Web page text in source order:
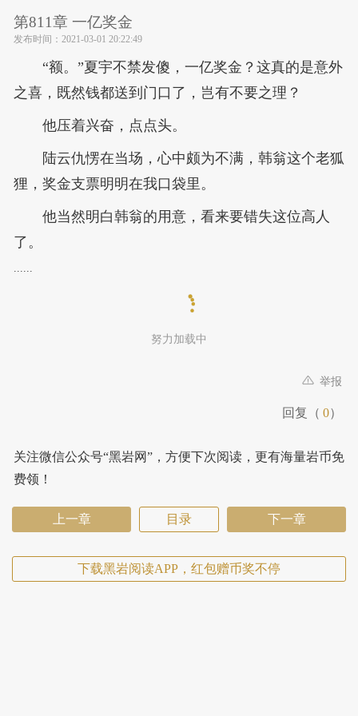
第811章 一亿奖金
发布时间： 2021-03-01 20:22:49
“额。”夏宇不禁发傻，一亿奖金？这真的是意外
之喜，既然钱都送到门口了，岂有不要之理？
他压着兴奋，点点头。
陆云仇愣在当场，心中颇为不满，韩翁这个老狐
狸，奖金支票明明在我口袋里。
他当然明白韩翁的用意，看来要错失这位高人
了。
......
努力加载中
举报
回复（ 0）
关注微信公众号“黑岩网”，方便下次阅读，更有海量岩币免
费领！
上一章 目录 下一章
下载黑岩阅读APP，红包赠币奖不停